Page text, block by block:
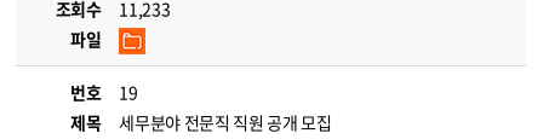
조회수
11,233
파일
번호
19
제목
세무분야 전문직 직원 공개 모집